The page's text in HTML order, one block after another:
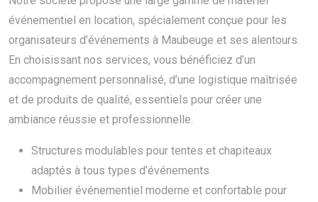
événementiel en location, spécialement conçue pour les
organisateurs d’événements à Maubeuge et ses alentours.
En choisissant nos services, vous bénéficiez d’un
accompagnement personnalisé, d’une logistique maîtrisée
et de produits de qualité, essentiels pour créer une
ambiance réussie et professionnelle.
Structures modulables pour tentes et chapiteaux
adaptés à tous types d’événements
Mobilier événementiel moderne et confortable pour